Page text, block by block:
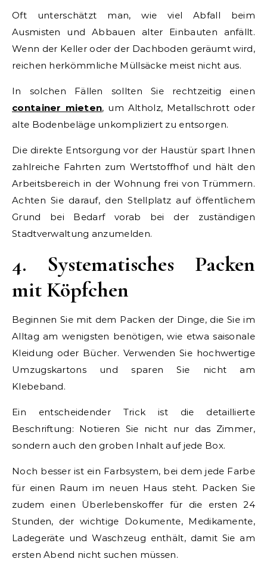
Oft unterschätzt man, wie viel Abfall beim
Ausmisten und Abbauen alter Einbauten anfällt.
Wenn der Keller oder der Dachboden geräumt wird,
reichen herkömmliche Müllsäcke meist nicht aus.
In solchen Fällen sollten Sie rechtzeitig einen
container mieten, um Altholz, Metallschrott oder
alte Bodenbeläge unkompliziert zu entsorgen.
Die direkte Entsorgung vor der Haustür spart Ihnen
zahlreiche Fahrten zum Wertstoffhof und hält den
Arbeitsbereich in der Wohnung frei von Trümmern.
Achten Sie darauf, den Stellplatz auf öffentlichem
Grund bei Bedarf vorab bei der zuständigen
Stadtverwaltung anzumelden.
4. Systematisches Packen
mit Köpfchen
Beginnen Sie mit dem Packen der Dinge, die Sie im
Alltag am wenigsten benötigen, wie etwa saisonale
Kleidung oder Bücher. Verwenden Sie hochwertige
Umzugskartons und sparen Sie nicht am
Klebeband.
Ein entscheidender Trick ist die detaillierte
Beschriftung: Notieren Sie nicht nur das Zimmer,
sondern auch den groben Inhalt auf jede Box.
Noch besser ist ein Farbsystem, bei dem jede Farbe
für einen Raum im neuen Haus steht. Packen Sie
zudem einen Überlebenskoffer für die ersten 24
Stunden, der wichtige Dokumente, Medikamente,
Ladegeräte und Waschzeug enthält, damit Sie am
ersten Abend nicht suchen müssen.